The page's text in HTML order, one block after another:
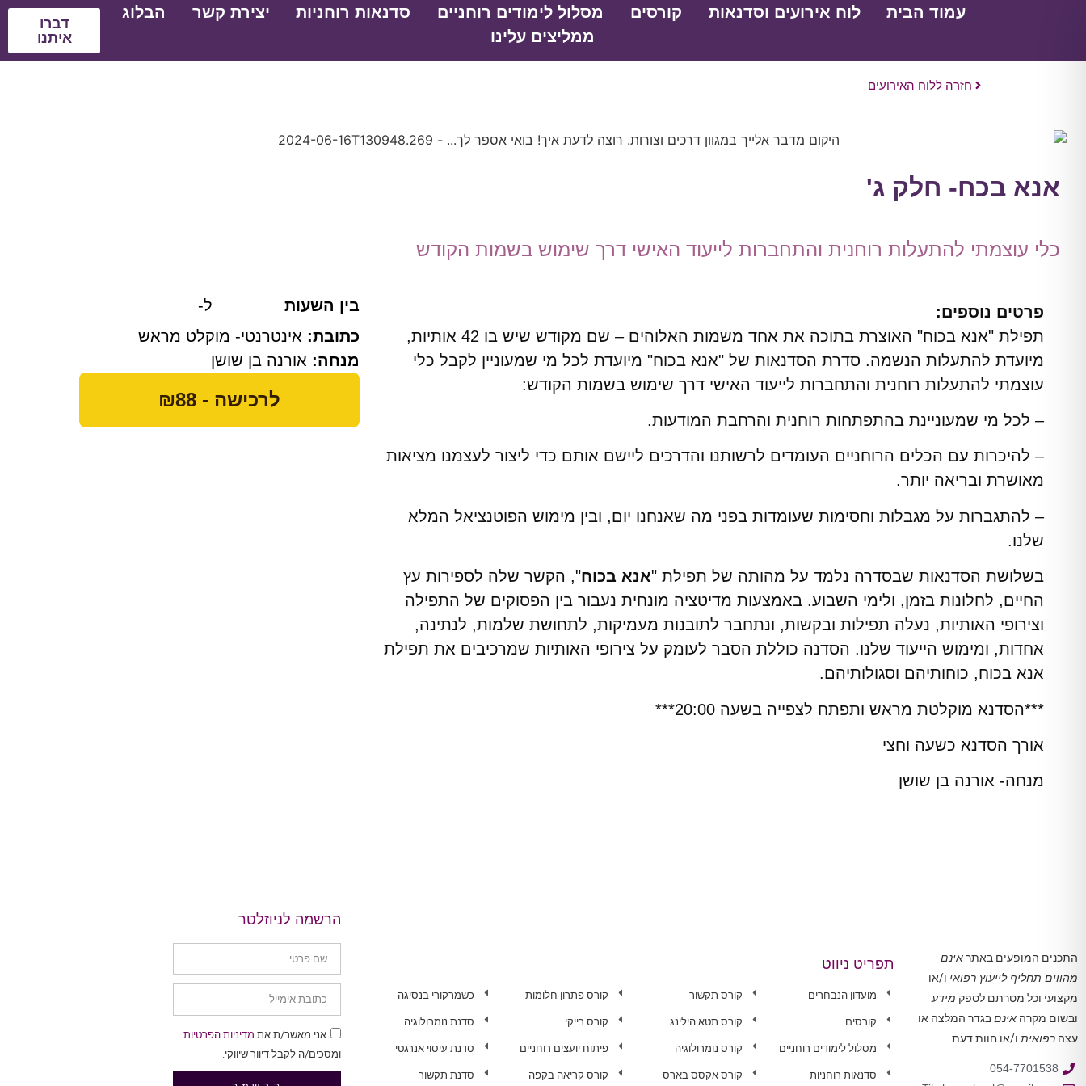
עמוד הבית לוח אירועים וסדנאות קורסים מסלול לימודים רוחניים סדנאות רוחניות יצירת קשר
הבלוג
ממליצים עלינו
דברו
איתנו
חזרה ללוח האירועים
אנא בכח- חלק ג'
כלי עוצמתי להתעלות רוחנית והתחברות לייעוד האישי דרך שימוש בשמות הקודש
פרטים נוספים:
תפילת "אנא בכוח" האוצרת בתוכה את אחד משמות האלוהים – שם מקודש שיש בו 42 אותיות,
מיועדת להתעלות הנשמה. סדרת הסדנאות של "אנא בכוח" מיועדת לכל מי שמעוניין לקבל כלי
עוצמתי להתעלות רוחנית והתחברות לייעוד האישי דרך שימוש בשמות הקודש:
– לכל מי שמעוניינת בהתפתחות רוחנית והרחבת המודעות.
– להיכרות עם הכלים הרוחניים העומדים לרשותנו והדרכים ליישם אותם כדי ליצור לעצמנו מציאות
מאושרת ובריאה יותר.
– להתגברות על מגבלות וחסימות שעומדות בפני מה שאנחנו יום, ובין מימוש הפוטנציאל המלא
שלנו.
בשלושת הסדנאות שבסדרה נלמד על מהותה של תפילת "אנא בכוח", הקשר שלה לספירות עץ
החיים, לחלונות בזמן, ולימי השבוע. באמצעות מדיטציה מונחית נעבור בין הפסוקים של התפילה
וצירופי האותיות, נעלה תפילות ובקשות, ונתחבר לתובנות מעמיקות, לתחושת שלמות, לנתינה,
אחדות, ומימוש הייעוד שלנו. הסדנה כוללת הסבר לעומק על צירופי האותיות שמרכיבים את תפילת
אנא בכוח, כוחותיהם וסגולותיהם.
***הסדנא מוקלטת מראש ותפתח לצפייה בשעה 20:00***
אורך הסדנא כשעה וחצי
מנחה- אורנה בן שושן
בין השעות
ל-
כתובת: אינטרנטי- מוקלט מראש
מנחה: אורנה בן שושן
לרכישה - ₪88
התכנים המופעים באתראינם
מהווים תחליף לייעוץ רפואי ו/או
מקצועי וכל מטרתם לספק מידע
ובשום מקרה אינםבגדר המלצה או
עצה רפואית ו/או חוות דעת.
054-7701538
תפריט ניווט
מועדון הנבחרים
קורסים
מסלול לימודים רוחניים
סדנאות רוחניות
קורס תקשור
קורס תטא הילינג
קורס נומרולוגיה
קורס אקסס בארס
קורס פתרון חלומות
קורס רייקי
פיתוח יועצים רוחניים
קורס קריאה בקפה
כשמרקורי בנסיגה
סדנת נומרולוגיה
סדנת עיסוי אנרגטי
סדנת תקשור
הרשמה לניוזלטר
אני מאשר/ת את מדיניות הפרטיות
ומסכים/ה לקבל דיוור שיווקי.